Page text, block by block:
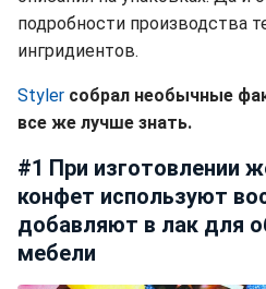
подробности производства
ингридиентов.
Styler собрал необычные
все же лучше знать.
#1 При изготовлении
конфет используют
добавляют в лак для
мебели